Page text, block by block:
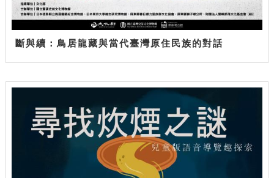
斷與續：鳥居龍藏與當代臺灣原住民族的對話